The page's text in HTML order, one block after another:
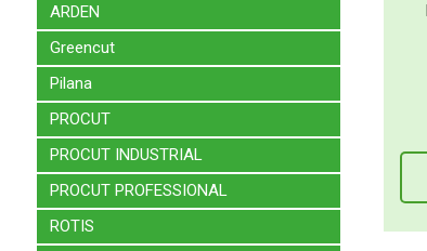
ARDEN
Greencut
Pilana
PROCUT
PROCUT INDUSTRIAL
PROCUT PROFESSIONAL
ROTIS